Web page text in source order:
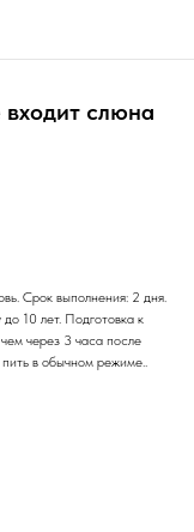
слюна
Срок выполнения: 2 дня.
10 лет. Подготовка к
через 3 часа после
в обычном режиме..